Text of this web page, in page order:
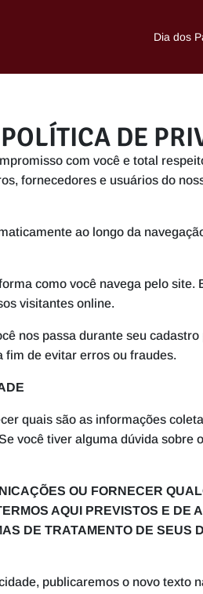
Dia dos
POLÍTICA DE
com você e total
fornecedores e usuários do
ao longo da
como você navega pelo
visitantes online.
nos passa durante seu
fim de evitar erros ou fraudes.
quais são as informações
você tiver alguma dúvida sobre
OU FORNECER
AQUI PREVISTOS E DE
DE TRATAMENTO DE SEUS
publicaremos o novo texto